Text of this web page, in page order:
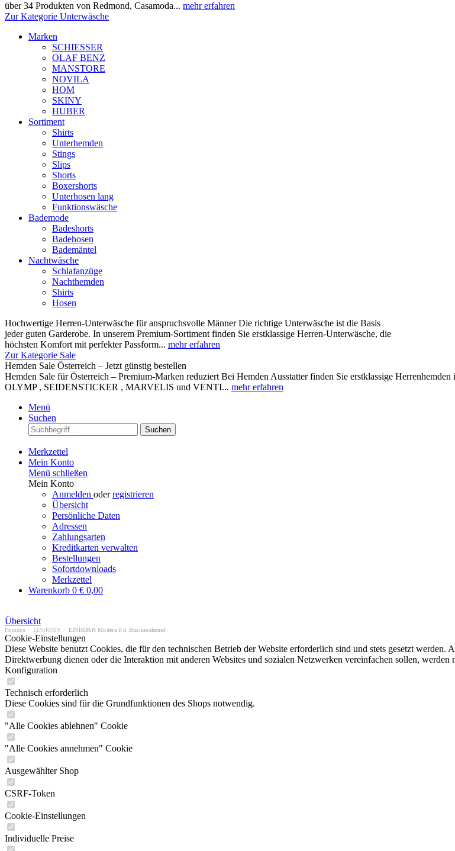
über 34 Produkten von Redmond, Casamoda... mehr erfahren
Zur Kategorie Unterwäsche
Marken
SCHIESSER
OLAF BENZ
MANSTORE
NOVILA
HOM
SKINY
HUBER
Sortiment
Shirts
Unterhemden
Stings
Slips
Shorts
Boxershorts
Unterhosen lang
Funktionswäsche
Bademode
Badeshorts
Badehosen
Bademäntel
Nachtwäsche
Schlafanzüge
Nachthemden
Shirts
Hosen
Hochwertige Herren-Unterwäsche für anspruchsvolle Männer Die richtige Unterwäsche ist die Basis
jeder guten Garderobe. In unserem Premium-Sortiment finden Sie erstklassige Herren-Unterwäsche, die
höchsten Komfort mit perfekter Passform... mehr erfahren
Zur Kategorie Sale
Hemden Sale Österreich – Jetzt günstig bestellen
Hemden Sale für Österreich – Premium-Marken reduziert Bei Hemden Ausstatter finden Sie erstklassige
OLYMP , SEIDENSTICKER , MARVELIS und VENTI... mehr erfahren
Menü
Suchen
Suchen
Merkzettel
Mein Konto
Menü schließen
Mein Konto
Anmelden oderregistrieren
Übersicht
Persönliche Daten
Adressen
Zahlungsarten
Kreditkarten verwalten
Bestellungen
Sofortdownloads
Merkzettel
Warenkorb 0 € 0,00
Übersicht
Hemden EINHORN EINHORN Modern Fit Businesshemd
Cookie-Einstellungen
Diese Website benutzt Cookies, die für den technischen Betrieb der Website erforderlich sind und stets gesetzt
Direktwerbung dienen oder die Interaktion mit anderen Websites und sozialen Netzwerken vereinfachen sollen, werden
Konfiguration
Technisch erforderlich
Diese Cookies sind für die Grundfunktionen des Shops notwendig.
"Alle Cookies ablehnen" Cookie
"Alle Cookies annehmen" Cookie
Ausgewählter Shop
CSRF-Token
Cookie-Einstellungen
Individuelle Preise